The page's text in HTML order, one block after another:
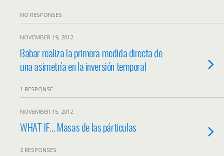
NO RESPONSES
NOVEMBER 19, 2012
Babar realiza la primera medida directa de
una asimetría en la inversión temporal
1 RESPONSE
NOVEMBER 15, 2012
WHAT IF… Masas de las párticulas
2 RESPONSES